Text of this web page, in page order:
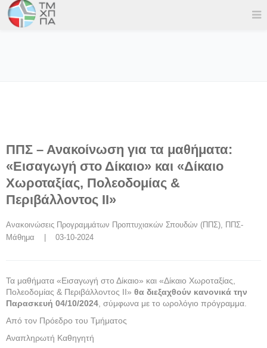
ΠΠΣ – Ανακοίνωση για τα μαθήματα:
«Εισαγωγή στο Δίκαιο» και «Δίκαιο
Χωροταξίας, Πολεοδομίας &
Περιβάλλοντος ΙΙ»
Ανακοινώσεις Προγραμμάτων Προπτυχιακών Σπουδών (ΠΠΣ), ΠΠΣ-
Μάθημα
    |    03-10-2024
Τα μαθήματα «Εισαγωγή στο Δίκαιο» και «Δίκαιο Χωροταξίας,
Πολεοδομίας & Περιβάλλοντος ΙΙ» θα διεξαχθούν κανονικά την
Παρασκευή 04/10/2024 , σύμφωνα με το ωρολόγιο πρόγραμμα.
Από τον Πρόεδρο του Τμήματος
Αναπληρωτή Καθηγητή